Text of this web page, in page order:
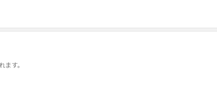
す。